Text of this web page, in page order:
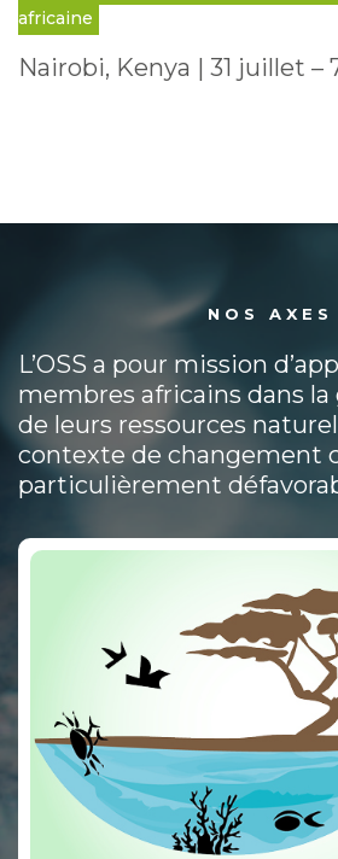
africaine
Nairobi, Kenya | 31 juillet –
NOS AXES
L’OSS a pour mission
membres africains dans
de leurs ressources
contexte de changement
particulièrement